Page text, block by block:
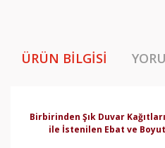
ÜRÜN BILGISI
Birbirinden Şık Duvar
ile İstenilen Ebat ve